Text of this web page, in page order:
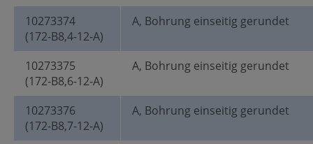
10273374
(172-B8,4-12-A)
A, Bohrung einseitig gerundet
10273375
(172-B8,6-12-A)
A, Bohrung einseitig gerundet
10273376
(172-B8,7-12-A)
A, Bohrung einseitig gerundet